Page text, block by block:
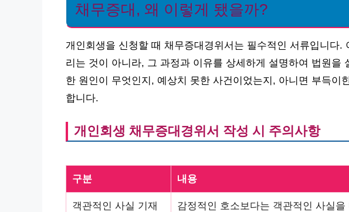
채무증대, 왜 이렇게 됐을까?
개인회생을 신청할 때 채무증대경위서는 필수적인 서류입니다.
리는 것이 아니라, 그 과정과 이유를 상세하게 설명하여 법원을
한 원인이 무엇인지, 예상치 못한 사건이었는지, 아니면 부득이
합니다.
개인회생 채무증대경위서 작성 시 주의사항
구분 내용
객관적인 사실 기재 감정적인 호소보다는 객관적인 사실